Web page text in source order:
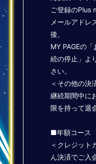
ご登録のPlus
メールアドレ
後、
MY PAGEの
続の停止」よ
さい。
＜その他の決
継続期間中に
限を持って退
■年額コース
＜クレジット
ん決済でご入